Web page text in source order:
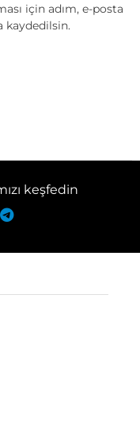
için adım, e-posta
kaydedilsin.
keşfedin